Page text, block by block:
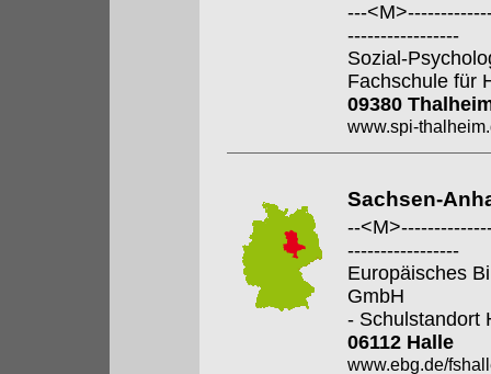
---
-----------------
Sozial-
Fachschule für
09380
www.spi-
Sachsen-
--
-----------------
Europäisches
GmbH
- Schulstandort
06112 Halle
www.ebg.de/